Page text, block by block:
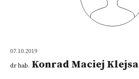
07.10.2019
dr hab. Konrad Maciej Klejsa